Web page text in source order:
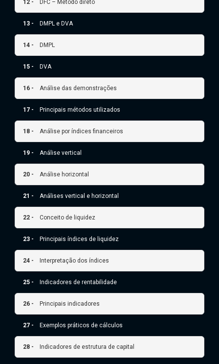
12 - DFC – Método direto
13 - DMPL e DVA
14 - DMPL
15 - DVA
16 - Análise das demonstrações
17 - Principais métodos utilizados
18 - Análise por índices financeiros
19 - Análise vertical
20 - Análise horizontal
21 - Análises vertical e horizontal
22 - Conceito de liquidez
23 - Principais índices de liquidez
24 - Interpretação dos índices
25 - Indicadores de rentabilidade
26 - Principais indicadores
27 - Exemplos práticos de cálculos
28 - Indicadores de estrutura de capital